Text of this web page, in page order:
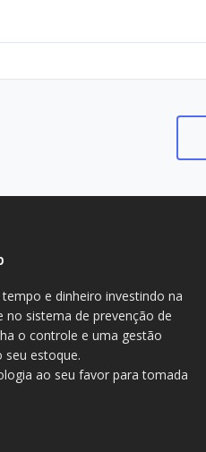
e dinheiro investindo na
no sistema de prevenção de
o controle e uma gestão
seu estoque.
ao seu favor para tomada